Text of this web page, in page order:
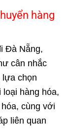
hàng
Đà Nẵng,
cân nhắc
chọn
hàng hóa,
cùng với
liên quan